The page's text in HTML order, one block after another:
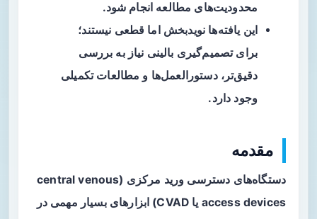
محدودیت‌های مطالعه انجام شود.
این یافته‌ها نویدبخش اما قطعی نیستند؛
برای تصمیم‌گیری بالینی نیاز به بررسی
دقیق‌تر، دستورالعمل‌ها و مطالعات تکمیلی
وجود دارد.
مقدمه
دستگاه‌های دسترسی ورید مرکزی (central venous
access devices یا CVAD) ابزارهای بسیار مهمی در